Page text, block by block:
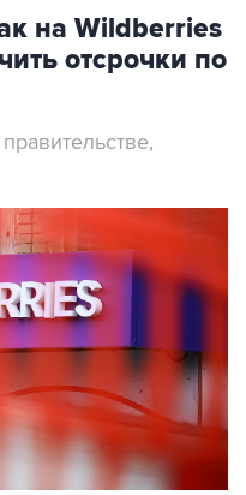
на Wildberries
отсрочки по